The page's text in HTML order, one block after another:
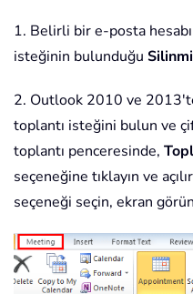
1. Belirli bir e-posta
isteğinin bulunduğu
2. Outlook 2010 ve
toplantı isteğini bulun ve
toplantı penceresinde,
seçeneğine tıklayın ve
seçeneği seçin, ekran